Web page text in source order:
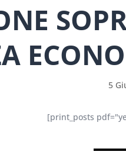
5
[print_posts